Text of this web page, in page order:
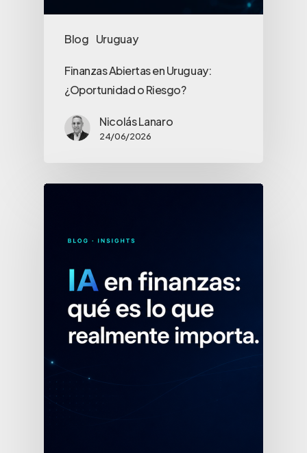
Blog Uruguay
Finanzas Abiertas en Uruguay:
¿Oportunidad o Riesgo?
Nicolás Lanaro
24/06/2026